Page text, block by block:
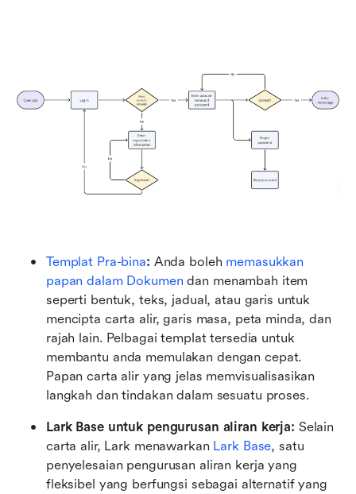
Templat Pra-bina: Anda boleh memasukkan
papan dalam Dokumen dan menambah item
seperti bentuk, teks, jadual, atau garis untuk
mencipta carta alir, garis masa, peta minda, dan
rajah lain. Pelbagai templat tersedia untuk
membantu anda memulakan dengan cepat.
Papan carta alir yang jelas memvisualisasikan
langkah dan tindakan dalam sesuatu proses.
Lark Base untuk pengurusan aliran kerja: Selain
carta alir, Lark menawarkan Lark Base, satu
penyelesaian pengurusan aliran kerja yang
fleksibel yang berfungsi sebagai alternatif yang